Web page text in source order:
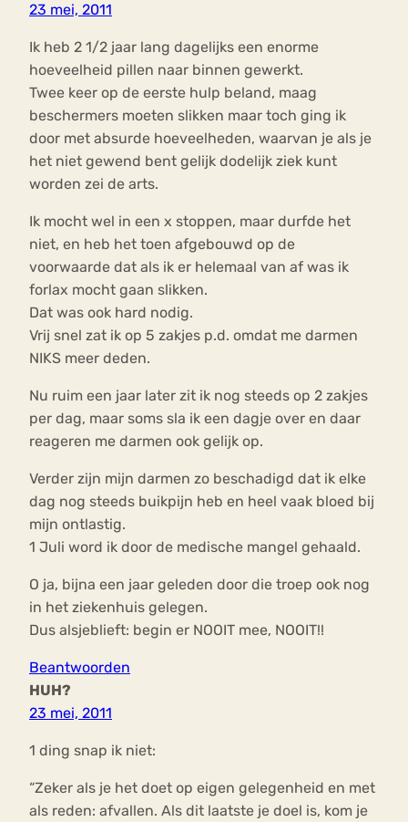
23 mei, 2011
Ik heb 2 1/2 jaar lang dagelijks een enorme
hoeveelheid pillen naar binnen gewerkt.
Twee keer op de eerste hulp beland, maag
beschermers moeten slikken maar toch ging ik
door met absurde hoeveelheden, waarvan je als je
het niet gewend bent gelijk dodelijk ziek kunt
worden zei de arts.
Ik mocht wel in een x stoppen, maar durfde het
niet, en heb het toen afgebouwd op de
voorwaarde dat als ik er helemaal van af was ik
forlax mocht gaan slikken.
Dat was ook hard nodig.
Vrij snel zat ik op 5 zakjes p.d. omdat me darmen
NIKS meer deden.
Nu ruim een jaar later zit ik nog steeds op 2 zakjes
per dag, maar soms sla ik een dagje over en daar
reageren me darmen ook gelijk op.
Verder zijn mijn darmen zo beschadigd dat ik elke
dag nog steeds buikpijn heb en heel vaak bloed bij
mijn ontlastig.
1 Juli word ik door de medische mangel gehaald.
O ja, bijna een jaar geleden door die troep ook nog
in het ziekenhuis gelegen.
Dus alsjeblieft: begin er NOOIT mee, NOOIT!!
Beantwoorden
HUH?
23 mei, 2011
1 ding snap ik niet:
“Zeker als je het doet op eigen gelegenheid en met
als reden: afvallen. Als dit laatste je doel is, kom je